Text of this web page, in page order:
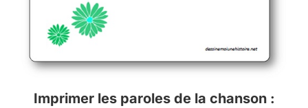
Imprimer les paroles de la chanson :